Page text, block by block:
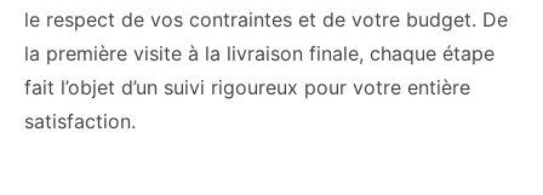
le respect de vos contraintes et de votre budget. De
la première visite à la livraison finale, chaque étape
fait l’objet d’un suivi rigoureux pour votre entière
satisfaction.